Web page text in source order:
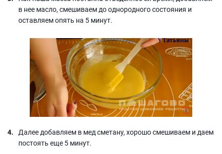
в нее масло, смешиваем до однородного состояния и
оставляем опять на 5 минут.
Далее добавляем в мед сметану, хорошо смешиваем и даем
постоять еще 5 минут.